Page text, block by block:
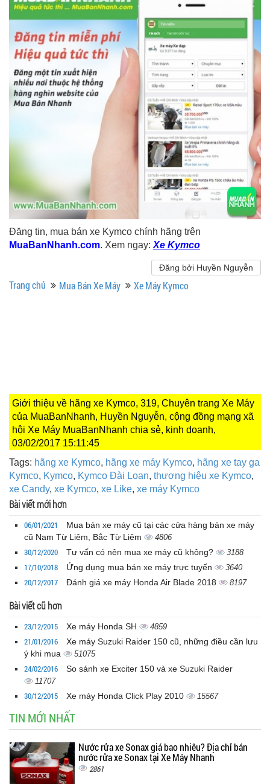
Đăng tin, mua bán xe Kymco chính hãng trên
MuaBanNhanh.com. Xem ngay:Xe Kymco
Đăng bởi Huyền Nguyễn
Trang chủ Mua Bán Xe Máy Xe Máy Kymco
Giới thiệu về hãng xe Kymco, 319, Chuyên trang Xe Máy
của MuaBanNhanh, Huyền Nguyễn, cộng đồng mạng xã
hội Xe Máy MuaBanNhanh chia sẻ, kinh doanh,
03/02/2017 15:11:45
Tags: hãng xe Kymco, hãng xe máy Kymco, hãng xe tay ga
Kymco, Kymco, Kymco Đài Loan, thương hiệu xe Kymco,
xe Candy, xe Kymco, xe Like, xe máy Kymco
Bài viết mới hơn
06/01/2021
Mua bán xe máy cũ tại các cửa hàng bán xe máy
cũ Nam Từ Liêm, Bắc Từ Liêm
4806
30/12/2020 Tư vấn có nên mua xe máy cũ không? 3188
17/10/2018 Ứng dụng mua bán xe máy trực tuyến 3640
20/12/2017 Đánh giá xe máy Honda Air Blade 2018 8197
Bài viết cũ hơn
23/12/2015 Xe máy Honda SH 4859
21/01/2016
Xe máy Suzuki Raider 150 cũ, những điều cần lưu
ý khi mua
51075
24/02/2016 So sánh xe Exciter 150 và xe Suzuki Raider
11707
30/12/2015 Xe máy Honda Click Play 2010 15567
TIN MỚI NHẤT
Nước rửa xe Sonax giá bao nhiêu? Địa chỉ bán
nước rửa xe Sonax tại Xe Máy Nhanh
2861